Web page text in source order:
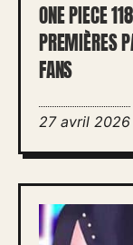
ONE PIECE
PREMIÈRES
FANS
27 avril 2026